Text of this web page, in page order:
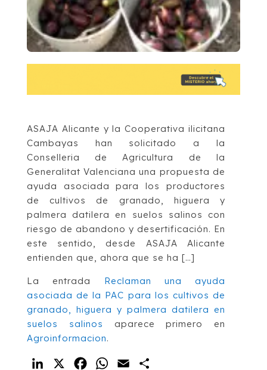
ASAJA Alicante y la Cooperativa ilicitana
Cambayas han solicitado a la
Conselleria de Agricultura de la
Generalitat Valenciana una propuesta de
ayuda asociada para los productores
de cultivos de granado, higuera y
palmera datilera en suelos salinos con
riesgo de abandono y desertificación. En
este sentido, desde ASAJA Alicante
entienden que, ahora que se ha […]
La entrada Reclaman una ayuda
asociada de la PAC para los cultivos de
granado, higuera y palmera datilera en
suelos salinos aparece primero en
Agroinformacion.
LinkedIn FacebookWhatsApp
Email